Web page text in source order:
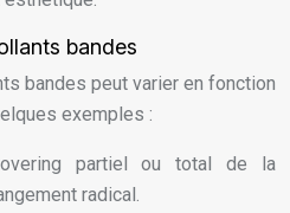
bandes
bandes peut varier en fonction
exemples :
partiel ou total de la
radical.